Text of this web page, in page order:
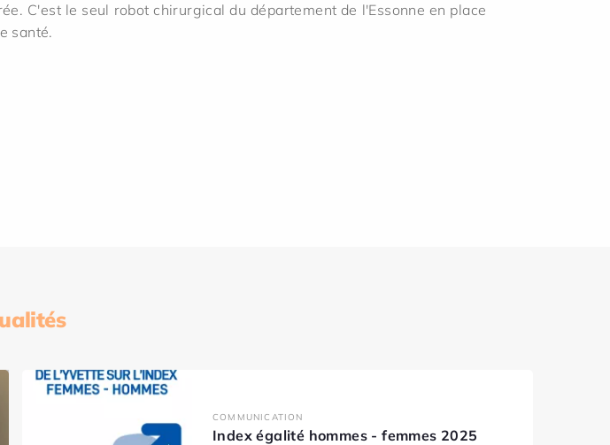
C'est le seul robot chirurgical du département de l'Essonne en place
santé.
COMMUNICATION
Index égalité hommes - femmes 2025